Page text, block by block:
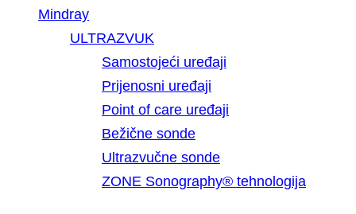
Mindray
ULTRAZVUK
Samostojeći uređaji
Prijenosni uređaji
Point of care uređaji
Bežične sonde
Ultrazvučne sonde
ZONE Sonography® tehnologija